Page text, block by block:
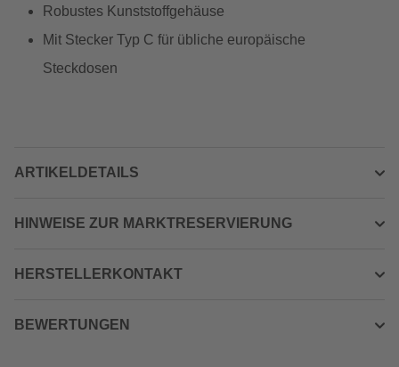
Robustes Kunststoffgehäuse
Mit Stecker Typ C für übliche europäische
Steckdosen
ARTIKELDETAILS
HINWEISE ZUR MARKTRESERVIERUNG
HERSTELLERKONTAKT
BEWERTUNGEN